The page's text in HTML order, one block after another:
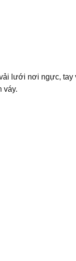
lưới nơi ngực,
váy.